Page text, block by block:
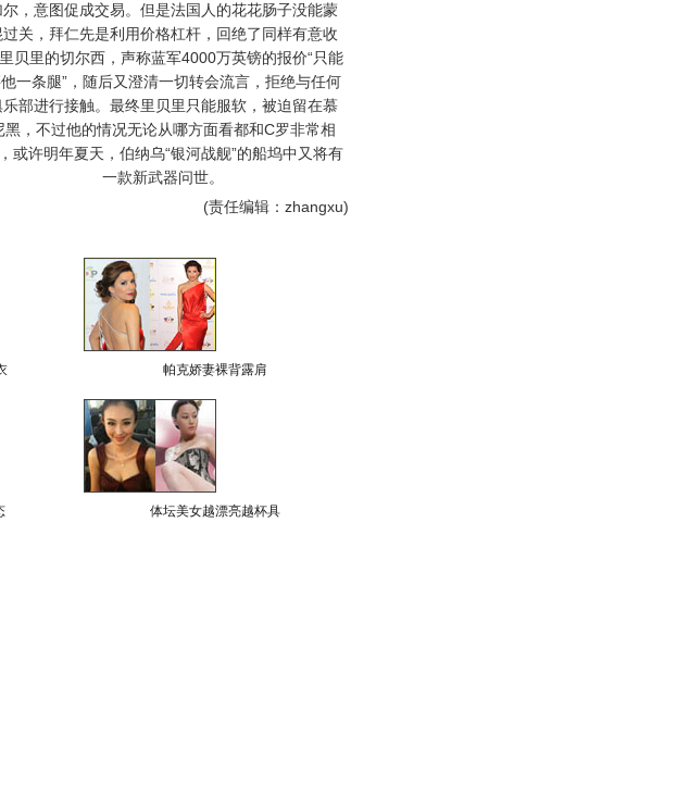
尔，意图促成交易。但是法国人的花花肠子没能蒙
过关，拜仁先是利用价格杠杆，回绝了同样有意收
贝里的切尔西，声称蓝军4000万英镑的报价“只能
一条腿”，随后又澄清一切转会流言，拒绝与任何
乐部进行接触。最终里贝里只能服软，被迫留在慕
黑，不过他的情况无论从哪方面看都和C罗非常相
或许明年夏天，伯纳乌“银河战舰”的船坞中又将有
一款新武器问世。
(责任编辑：zhangxu)
帕克娇妻裸背露肩
体坛美女越漂亮越杯具